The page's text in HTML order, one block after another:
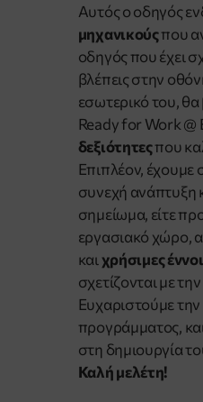
Αυτός ο οδηγός
μηχανικούςπου
οδηγός που έχει
βλέπεις στην
εσωτερικό του,
Ready for Work @
δεξιότητεςπου
Επιπλέον, έχουμε
συνεχή ανάπτυξη
σημείωμα, είτε
εργασιακό χώρο,
καιχρήσιμες
σχετίζονται με
Ευχαριστούμε
προγράμματος,
στη δημιουργία
Καλή μελέτη!